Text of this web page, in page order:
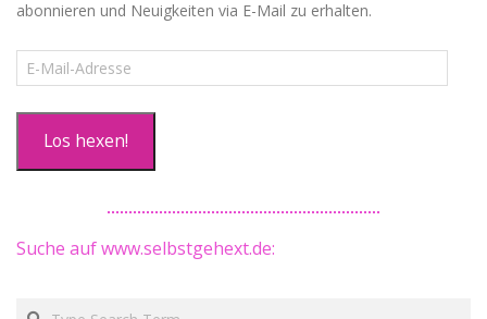
abonnieren und Neuigkeiten via E-Mail zu erhalten.
E-
Mail-
Los hexen!
Suche auf www.selbstgehext.de:
Search